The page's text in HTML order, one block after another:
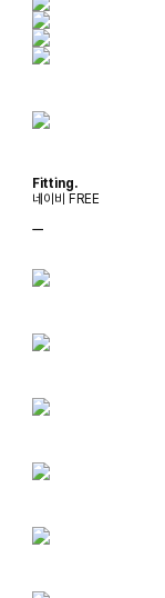
Fitting.
네이비 FREE
ㅡ